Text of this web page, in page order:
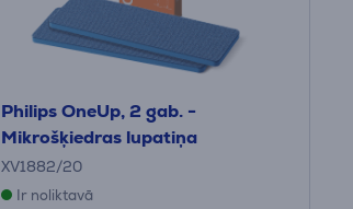
Philips OneUp, 2 gab. -
Mikrošķiedras lupatiņa
XV1882/20
Ir noliktavā